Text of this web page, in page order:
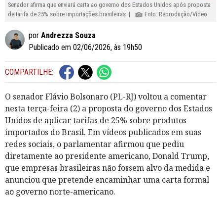
Senador afirma que enviará carta ao governo dos Estados Unidos após proposta
de tarifa de 25% sobre importações brasileiras |
Foto: Reprodução/Vídeo
por Andrezza Souza
Publicado em 02/06/2026, às 19h50
COMPARTILHE:
O senador Flávio Bolsonaro (PL-RJ) voltou a comentar
nesta terça-feira (2) a proposta do governo dos Estados
Unidos de aplicar tarifas de 25% sobre produtos
importados do Brasil. Em vídeos publicados em suas
redes sociais, o parlamentar afirmou que pediu
diretamente ao presidente americano, Donald Trump,
que empresas brasileiras não fossem alvo da medida e
anunciou que pretende encaminhar uma carta formal
ao governo norte-americano.